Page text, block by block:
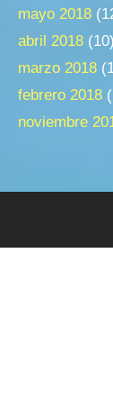
mayo 2018
abril 2018 (10)
marzo 2018
febrero 2018
noviembre